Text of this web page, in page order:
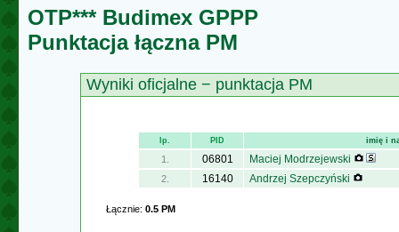
OTP*** Budimex GPPP
Punktacja łączna PM
Wyniki oficjalne − punktacja PM
lp. PID imię i
1. 06801 Maciej Modrzejewski
2. 16140 Andrzej Szepczyński
Łącznie: 0.5 PM